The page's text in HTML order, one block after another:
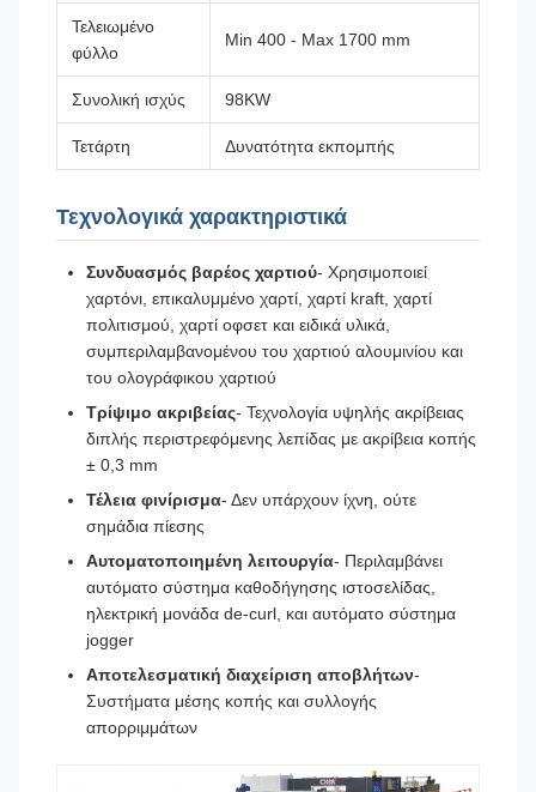
Τελειωμένο
φύλλο
Min 400 - Max 1700 mm
Συνολική ισχύς 98KW
Τετάρτη Δυνατότητα εκπομπής
Τεχνολογικά χαρακτηριστικά
Συνδυασμός βαρέος χαρτιού- Χρησιμοποιεί
χαρτόνι, επικαλυμμένο χαρτί, χαρτί kraft, χαρτί
πολιτισμού, χαρτί οφσετ και ειδικά υλικά,
συμπεριλαμβανομένου του χαρτιού αλουμινίου και
του ολογράφικου χαρτιού
Τρίψιμο ακριβείας- Τεχνολογία υψηλής ακρίβειας
διπλής περιστρεφόμενης λεπίδας με ακρίβεια κοπής
± 0,3 mm
Τέλεια φινίρισμα- Δεν υπάρχουν ίχνη, ούτε
σημάδια πίεσης
Αυτοματοποιημένη λειτουργία- Περιλαμβάνει
αυτόματο σύστημα καθοδήγησης ιστοσελίδας,
ηλεκτρική μονάδα de-curl, και αυτόματο σύστημα
jogger
Αποτελεσματική διαχείριση αποβλήτων-
Συστήματα μέσης κοπής και συλλογής
απορριμμάτων